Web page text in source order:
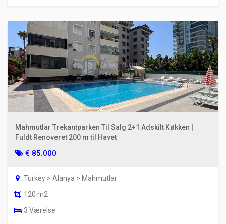
Mahmutlar Trekantparken Til Salg 2+1 Adskilt Køkken |
Fuldt Renoveret 200 m til Havet
€ 85.000
Turkey > Alanya > Mahmutlar
120 m2
3 Værelse